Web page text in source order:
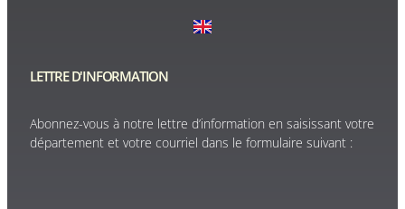
LETTRE D'INFORMATION
Abonnez-vous à notre lettre d’information en saisissant votre
département et votre courriel dans le formulaire suivant :